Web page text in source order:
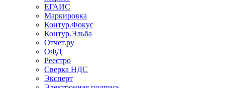
ЕГАИС
Маркировка
Контур.Фокус
Контур.Эльба
Отчет.ру
ОФД
Реестро
Сверка НДС
Эксперт